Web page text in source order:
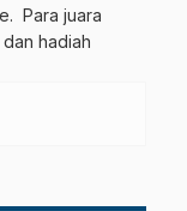
Para juara
hadiah